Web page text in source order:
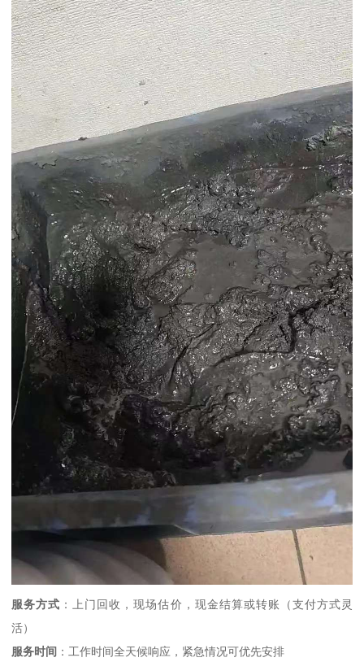
服务方式 ：上门回收，现场估价，现金结算或转账（支付方式灵
活）
服务时间 ：工作时间全天候响应，紧急情况可优先安排